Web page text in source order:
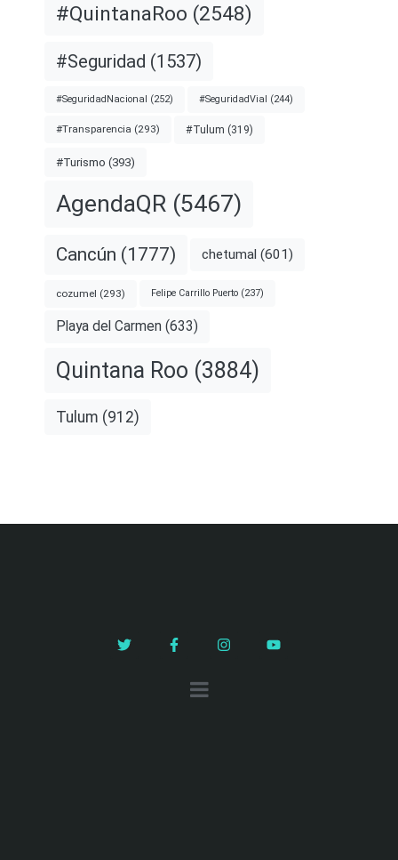
#QuintanaRoo (2548)
#Seguridad (1537)
#SeguridadNacional (252) #SeguridadVial (244)
#Transparencia (293) #Tulum (319)
#Turismo (393)
AgendaQR (5467)
Cancún (1777) chetumal (601)
cozumel (293) Felipe Carrillo Puerto (237)
Playa del Carmen (633)
Quintana Roo (3884)
Tulum (912)